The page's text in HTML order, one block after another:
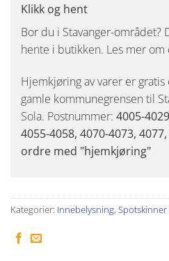
Klikk og hent
Bor du i Stavanger-området?
hente i butikken. Les mer om
Hjemkjøring av varer er
gamle kommunegrensen til
Sola. Postnummer: 4005-
4055-4058, 4070-4073,
ordre med "hjemkjøring"
Kategorier: Innebelysning,